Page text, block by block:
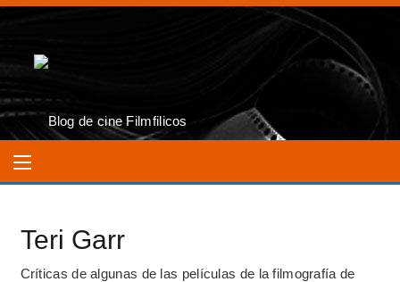
Teri Garr
Críticas de algunas de las películas de la filmografía de